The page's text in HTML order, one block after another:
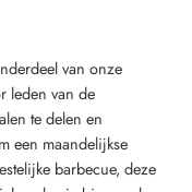
van onze
leden van de
te delen en
een maandelijkse
barbecue, deze